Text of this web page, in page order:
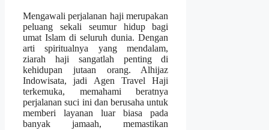
Mengawali perjalanan haji merupakan
peluang sekali seumur hidup bagi
umat Islam di seluruh dunia. Dengan
arti spiritualnya yang mendalam,
ziarah haji sangatlah penting di
kehidupan jutaan orang. Alhijaz
Indowisata, jadi Agen Travel Haji
terkemuka, memahami beratnya
perjalanan suci ini dan berusaha untuk
memberi layanan luar biasa pada
banyak jamaah, memastikan